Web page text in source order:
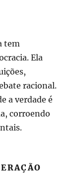
tem
Ela
racional.
a verdade é
corroendo